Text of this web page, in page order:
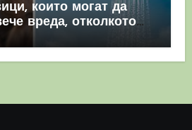
които могат да
вреда, отколкото